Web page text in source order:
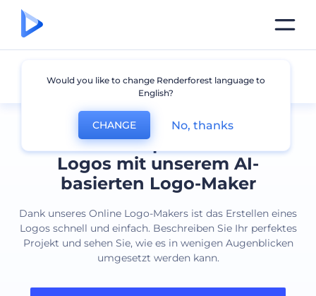
Erstellen Sie professionelle
Logos mit unserem AI-
basierten Logo-Maker
Dank unseres Online Logo-Makers ist das Erstellen eines
Logos schnell und einfach. Beschreiben Sie Ihr perfektes
Projekt und sehen Sie, wie es in wenigen Augenblicken
umgesetzt werden kann.
Alle Logos
Would you like to change Renderforest language to
English?
CHANGE No, thanks